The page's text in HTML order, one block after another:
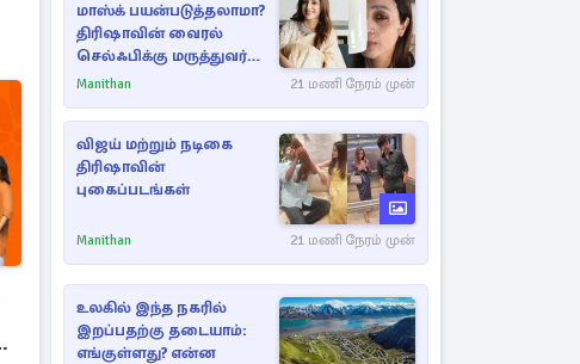
மாஸ்க் பயன்படுத்தலாமா?
திரிஷாவின் வைரல்
செல்ஃபிக்கு மருத்துவர்
விளக்கம்
Manithan 21 மணி நேரம் முன்
விஜய் மற்றும் நடிகை
திரிஷாவின்
புகைப்படங்கள்
Manithan 21 மணி நேரம் முன்
உலகில் இந்த நகரில்
இறப்பதற்கு தடையாம்:
எங்குள்ளது? என்ன